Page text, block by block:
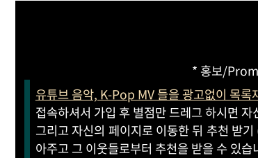
* 홍보/
유튜브 음악, K-Pop MV 들을 광고없이 목록
접속하셔서 가입 후 별점만 드레그 하시면
그리고 자신의 페이지로 이동한 뒤 추천 받
아주고 그 이웃들로부터 추천을 받을 수 있습